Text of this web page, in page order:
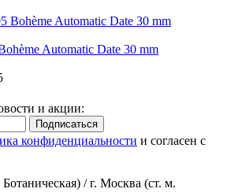
Automatic Date 30 mm
и акции:
Подписаться
конфиденциальности и согласен с
/ г. Москва (ст. м.